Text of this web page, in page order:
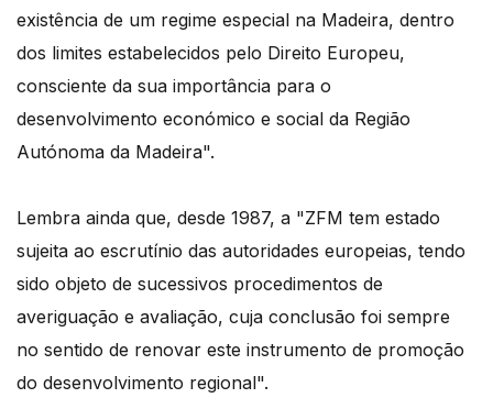
existência de um regime especial na Madeira, dentro
dos limites estabelecidos pelo Direito Europeu,
consciente da sua importância para o
desenvolvimento económico e social da Região
Autónoma da Madeira".
Lembra ainda que, desde 1987, a "ZFM tem estado
sujeita ao escrutínio das autoridades europeias, tendo
sido objeto de sucessivos procedimentos de
averiguação e avaliação, cuja conclusão foi sempre
no sentido de renovar este instrumento de promoção
do desenvolvimento regional".